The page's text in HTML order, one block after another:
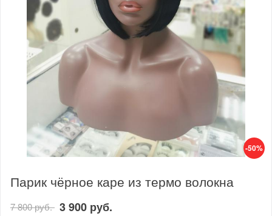
-50%
Парик чёрное каре из термо волокна
7 800 руб. 3 900 руб.